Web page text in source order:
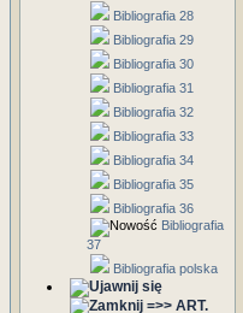
Bibliografia 28
Bibliografia 29
Bibliografia 30
Bibliografia 31
Bibliografia 32
Bibliografia 33
Bibliografia 34
Bibliografia 35
Bibliografia 36
Bibliografia
37
Bibliografia polska
=>> ART.